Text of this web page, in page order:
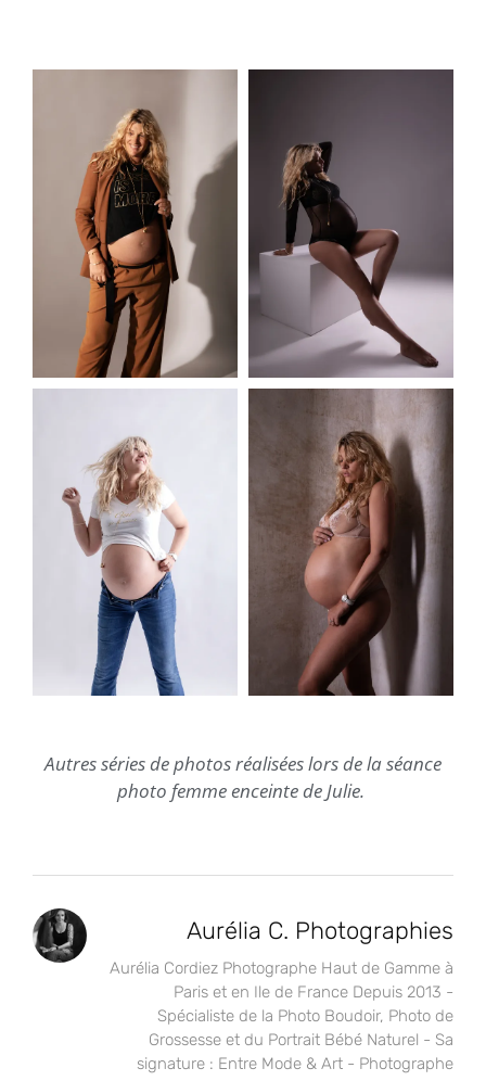
Autres séries de photos réalisées lors de la séance
photo femme enceinte de Julie.
Aurélia C. Photographies
Aurélia Cordiez Photographe Haut de Gamme à
Paris et en Ile de France Depuis 2013 -
Spécialiste de la Photo Boudoir, Photo de
Grossesse et du Portrait Bébé Naturel - Sa
signature : Entre Mode & Art - Photographe